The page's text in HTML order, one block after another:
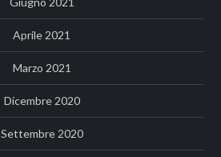
Aprile 2021
Marzo 2021
Dicembre 2020
Settembre 2020